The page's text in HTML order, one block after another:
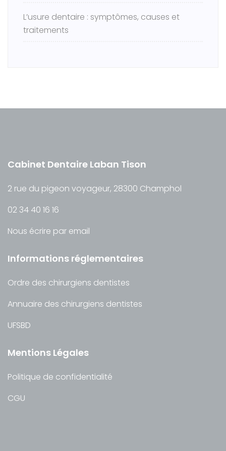
L’usure dentaire : symptômes, causes et
traitements
Cabinet Dentaire Laban Tison
2 rue du pigeon voyageur, 28300 Champhol
02 34 40 16 16
Nous écrire par email
Informations réglementaires
Ordre des chirurgiens dentistes
Annuaire des chirurgiens dentistes
UFSBD
Mentions Légales
Politique de confidentialité
CGU